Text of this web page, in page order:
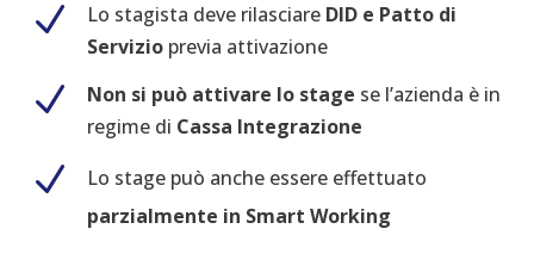
N Lo stagista deve rilasciare DID e Patto di
Servizioprevia attivazione
N Non si può attivare lo stage se l’azienda è in
regime di Cassa Integrazione
N
Lo stage può anche essere effettuato
parzialmente in Smart Working